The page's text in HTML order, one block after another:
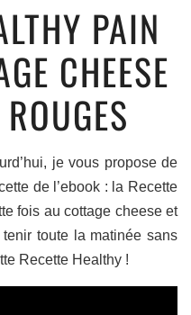
PAIN
CHEESE
je vous propose de
de l’ebook : la Recette
fois au cottage cheese et
toute la matinée sans
Recette Healthy !